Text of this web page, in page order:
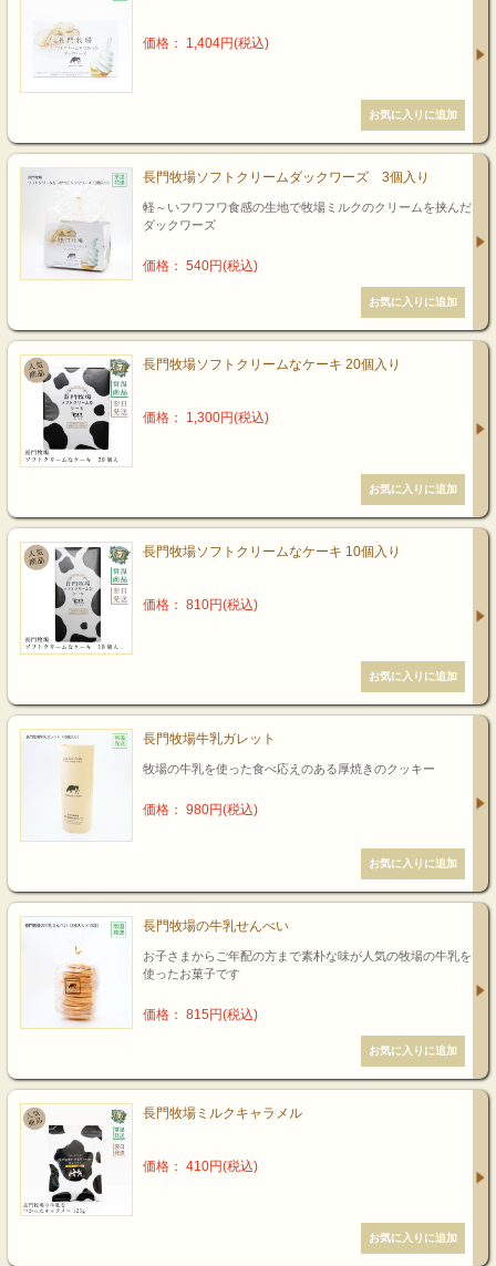
価格： 1,404円(税込)
長門牧場ソフトクリームダックワーズ 3個入り
軽～いフワフワ食感の生地で牧場ミルクのクリームを挟んだ
ダックワーズ
価格： 540円(税込)
長門牧場ソフトクリームなケーキ 20個入り
価格： 1,300円(税込)
長門牧場ソフトクリームなケーキ 10個入り
価格： 810円(税込)
長門牧場牛乳ガレット
牧場の牛乳を使った食べ応えのある厚焼きのクッキー
価格： 980円(税込)
長門牧場の牛乳せんべい
お子さまからご年配の方まで素朴な味が人気の牧場の牛乳を
使ったお菓子です
価格： 815円(税込)
長門牧場ミルクキャラメル
価格： 410円(税込)